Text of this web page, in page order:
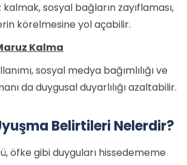
kalmak, sosyal bağların zayıflaması,
körelmesine yol açabilir.
Kalma
sosyal medya bağımlılığı ve
da duygusal duyarlılığı azaltabilir.
Belirtileri Nelerdir?
öfke gibi duyguları hissedememe